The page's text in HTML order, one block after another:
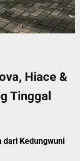
Hiace &
Tinggal
dari Kedungwuni